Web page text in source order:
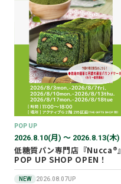
POP UP
2026.8.10(月) 〜 2026.8.13(木)
低糖質パン専門店『Nucca®』
POP UP SHOP OPEN！
NEW 2026.08.07UP